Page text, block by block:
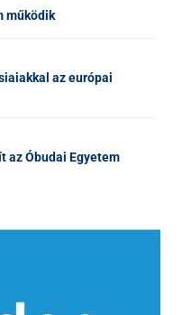
működik
az európai
az Óbudai Egyetem